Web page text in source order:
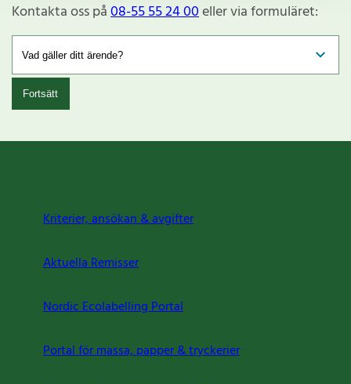
Kontakta oss på08-55 55 24 00eller via formuläret:
Fortsätt
Kriterier, ansökan & avgifter
Aktuella Remisser
Nordic Ecolabelling Portal
Portal för massa, papper & tryckerier